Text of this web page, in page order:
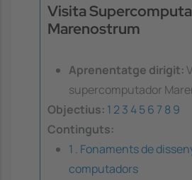
Visita
Marenostrum
Aprenentatge dirigit:
supercomputador
Objectius: 1 23 456 7 8 9
Continguts:
1 . Fonaments de
computadors